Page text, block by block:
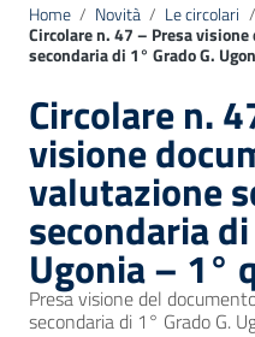
Home / Novità / Le circolari /
Circolare n. 47 – Presa
secondaria di 1° Grado G.
Circolare n.
visione
valutazione
secondaria
Ugonia – 1°
Presa visione del
secondaria di 1° Grado G.